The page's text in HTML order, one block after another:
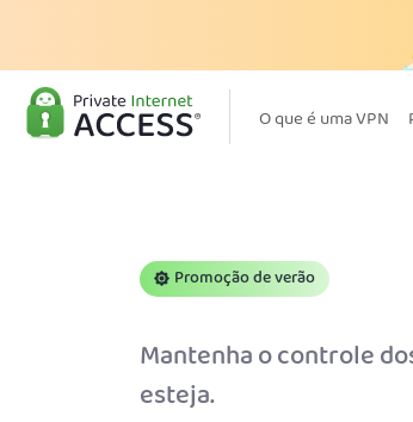
O que é uma VPN
Promoção de verão
Mantenha o controle
esteja.